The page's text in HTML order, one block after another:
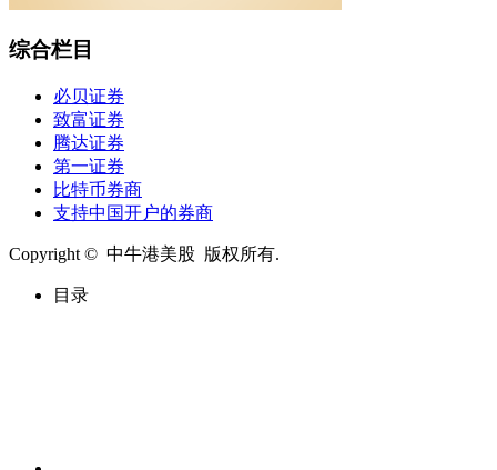
综合栏目
必贝证券
致富证券
腾达证券
第一证券
比特币券商
支持中国开户的券商
Copyright © 中牛港美股 版权所有.
目录